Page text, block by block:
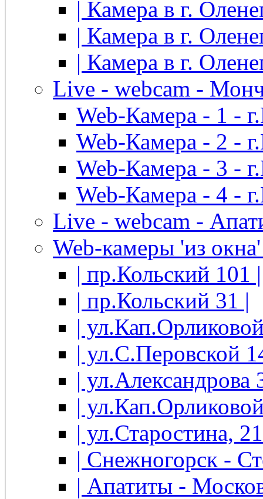
| Камера в г.
| Камера в г.
| Камера в г.
Live - webcam -
Web-Камера - 1 -
Web-Камера - 2 -
Web-Камера - 3 -
Web-Камера - 4 -
Live - webcam -
Web-камеры 'из
| пр.Кольский 101 |
| пр.Кольский 31 |
|
| ул.С.Перовской
| ул.Александрова
|
| ул.Старостина,
| Снежногорск -
| Апатиты -